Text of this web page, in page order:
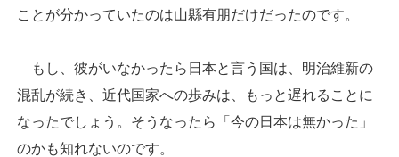
ことが分かっていたのは山縣有朋だけだったのです。
もし、彼がいなかったら日本と言う国は、明治維新の
混乱が続き、近代国家への歩みは、もっと遅れることに
なったでしょう。そうなったら「今の日本は無かった」
のかも知れないのです。